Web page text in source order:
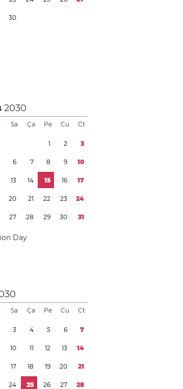
30
2030
Sa Ça Pe Cu Ct
1 2 3
6 7 8 9 10
13 14 15 16 17
20 21 22 23 24
27 28 29 30 31
Day
Sa Ça Pe Cu Ct
3 4 5 6 7
10 11 12 13 14
17 18 19 20 21
24 25 26 27 28